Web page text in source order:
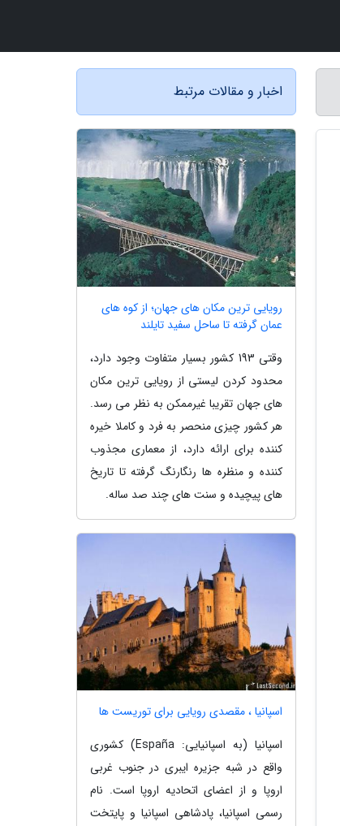
اخبار و مقالات مرتبط
رویایی ترین مکان های جهان؛ از کوه های
عمان گرفته تا ساحل سفید تایلند
وقتی 193 کشور بسیار متفاوت وجود دارد،
محدود کردن لیستی از رویایی ترین مکان
های جهان تقریبا غیرممکن به نظر می رسد.
هر کشور چیزی منحصر به فرد و کاملا خیره
کننده برای ارائه دارد، از معماری مجذوب
کننده و منظره ها رنگارنگ گرفته تا تاریخ
های پیچیده و سنت های چند صد ساله.
اسپانیا ، مقصدی رویایی برای توریست ها
اسپانیا (به اسپانیایی: España) کشوری
واقع در شبه جزیره ایبری در جنوب غربی
اروپا و از اعضای اتحادیه اروپا است. نام
رسمی اسپانیا، پادشاهی اسپانیا و پایتخت